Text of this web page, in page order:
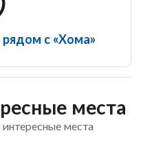
с «Хома»
места
места